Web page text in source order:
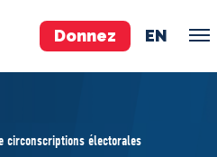
Donnez EN
circonscriptions électorales